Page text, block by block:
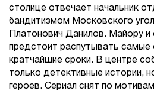
столице отвечает начальник
бандитизмом Московского
Платонович Данилов. Майору и
предстоит распутывать
кратчайшие сроки. В центре
только детективные истории,
героев. Сериал снят по